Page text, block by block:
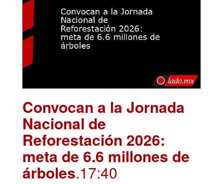
Convocan a la Jornada
Nacional de
Reforestación 2026:
meta de 6.6 millones de
árboles.17:40